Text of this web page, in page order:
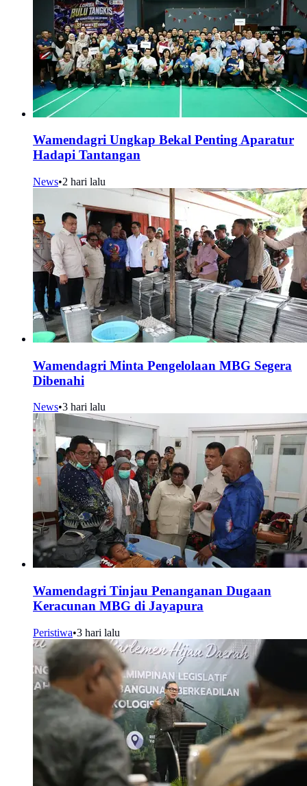
Wamendagri Ungkap Bekal Penting Aparatur
Hadapi Tantangan
News•2 hari lalu
Wamendagri Minta Pengelolaan MBG Segera
Dibenahi
News•3 hari lalu
Wamendagri Tinjau Penanganan Dugaan
Keracunan MBG di Jayapura
Peristiwa•3 hari lalu